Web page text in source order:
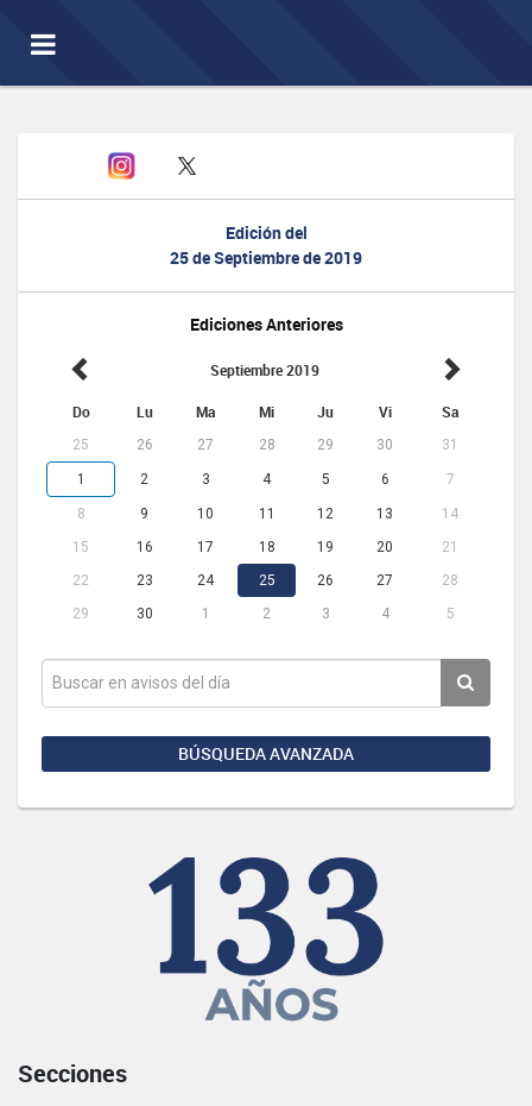
Toggle
navigation
Edición del
25 de Septiembre de 2019
Ediciones Anteriores
Septiembre 2019
Do Lu Ma Mi Ju Vi Sa
25 26 27 28 29 30 31
1 2 3 4 5 6 7
8 9 10 11 12 13
14
15
16 17 18 19 20
21
22
23 24 25 26 27
28
29
30 1 2 3 4 5
BÚSQUEDA AVANZADA
Secciones